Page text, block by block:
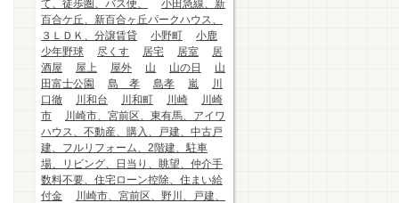
て、徒歩圏、バス便、
小田急線、新
百合ケ丘、新百合ヶ丘パークハウス、
３ＬＤＫ、分譲賃貸
小野町
小鹿
少年野球
尽くす 居宅 居室
居
酒屋
屋上 屋外 山 山の日
山
田富士公園
島 孝 島孝 嵐
川
口徹
川和台 川和町 川崎
川崎
市
川崎市、宮前区、東有馬、アイワ
ハウス、不動産、購入、戸建、中古戸
建、フルリフォーム、2階建、駐車
場、リビング、日当り、眺望、仲介手
数料不要、住宅ローン控除、住まい給
付金
川崎市、宮前区、野川、戸建、